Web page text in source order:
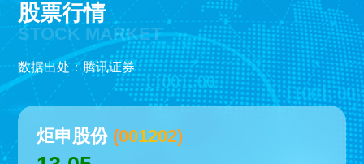
股票行情
STOCK MARKET
数据出处：腾讯证券
炬申股份 (001202)